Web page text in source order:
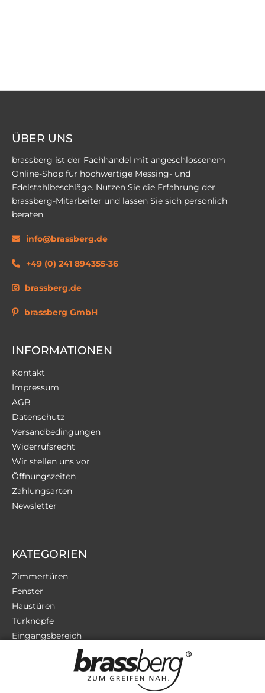
ÜBER UNS
brassberg ist der Fachhandel mit angeschlossenem
Online-Shop für hochwertige Messing- und
Edelstahlbeschläge. Nutzen Sie die Erfahrung der
brassberg-Mitarbeiter und lassen Sie sich persönlich
beraten.
info@brassberg.de
+49 (0) 241 894355-36
brassberg.de
brassberg GmbH
INFORMATIONEN
Kontakt
Impressum
AGB
Datenschutz
Versandbedingungen
Widerrufsrecht
Wir stellen uns vor
Öffnungszeiten
Zahlungsarten
Newsletter
KATEGORIEN
Zimmertüren
Fenster
Haustüren
Türknöpfe
Eingangsbereich